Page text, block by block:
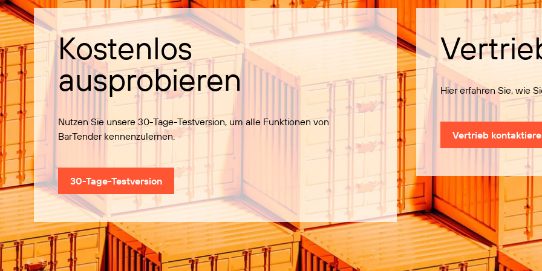
Kostenlos
ausprobieren
Nutzen Sie unsere 30-Tage-Testversion, um alle Funktionen von
BarTender kennenzulernen.
30-Tage-Testversion
Hier erfahren Sie, wie
Vertrieb